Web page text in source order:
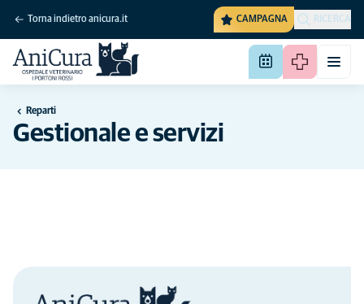
Torna indietro anicura.it CAMPAGNA RICERCA
Reparti
Gestionale e servizi